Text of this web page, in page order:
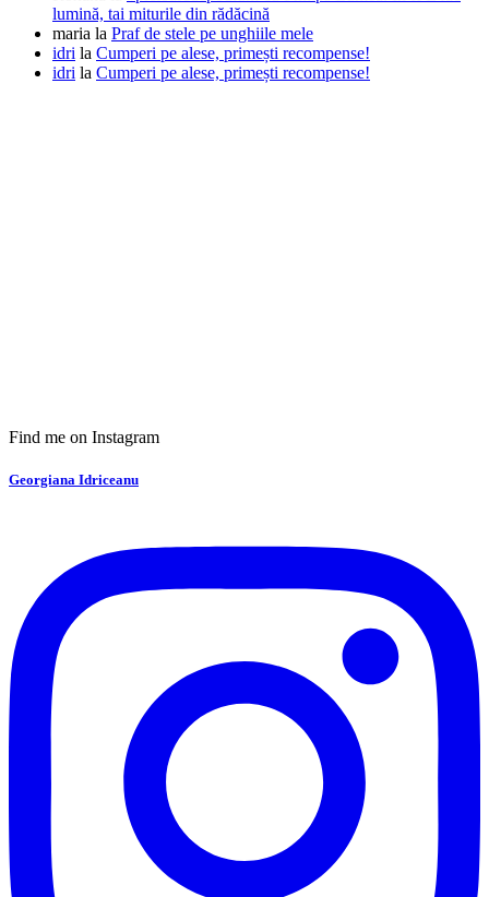
lumină, tai miturile din rădăcină
maria la Praf de stele pe unghiile mele
idri la Cumperi pe alese, primești recompense!
idri la Cumperi pe alese, primești recompense!
Find me on Instagram
Georgiana Idriceanu